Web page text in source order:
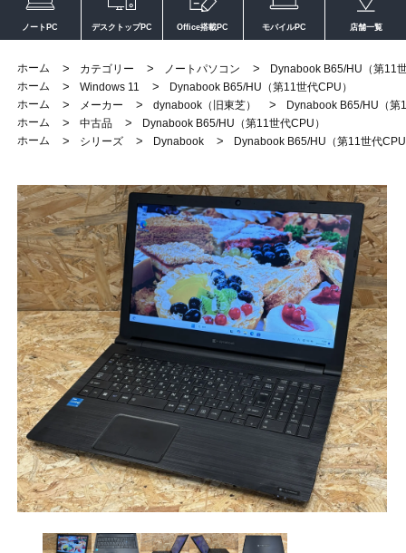
ノートPC デスクトップPC Office搭載PC モバイルPC 店舗一覧
ホーム > カテゴリー > ノートパソコン >
Dynabook B65/HU（第11
ホーム
> Windows 11 >
Dynabook B65/HU（第11世代CPU）
ホーム
> メーカー > dynabook（旧東芝） >
Dynabook B65/HU（第
ホーム
> 中古品 >
Dynabook B65/HU（第11世代CPU）
ホーム
> シリーズ > Dynabook > Dynabook B65/HU（第11世代